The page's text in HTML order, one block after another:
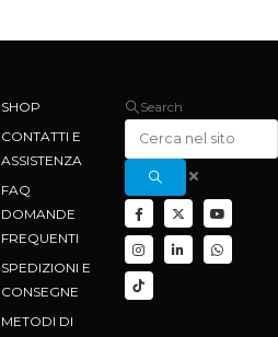
SHOP
CONTATTI E
ASSISTENZA
FAQ
DOMANDE
FREQUENTI
SPEDIZIONI E
CONSEGNE
METODI DI
Search